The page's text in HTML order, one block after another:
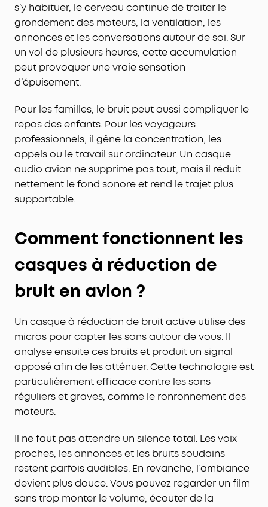
s’y habituer, le cerveau continue de traiter le
grondement des moteurs, la ventilation, les
annonces et les conversations autour de soi. Sur
un vol de plusieurs heures, cette accumulation
peut provoquer une vraie sensation
d’épuisement.
Pour les familles, le bruit peut aussi compliquer le
repos des enfants. Pour les voyageurs
professionnels, il gêne la concentration, les
appels ou le travail sur ordinateur. Un casque
audio avion ne supprime pas tout, mais il réduit
nettement le fond sonore et rend le trajet plus
supportable.
Comment fonctionnent les
casques à réduction de
bruit en avion ?
Un casque à réduction de bruit active utilise des
micros pour capter les sons autour de vous. Il
analyse ensuite ces bruits et produit un signal
opposé afin de les atténuer. Cette technologie est
particulièrement efficace contre les sons
réguliers et graves, comme le ronronnement des
moteurs.
Il ne faut pas attendre un silence total. Les voix
proches, les annonces et les bruits soudains
restent parfois audibles. En revanche, l’ambiance
devient plus douce. Vous pouvez regarder un film
sans trop monter le volume, écouter de la